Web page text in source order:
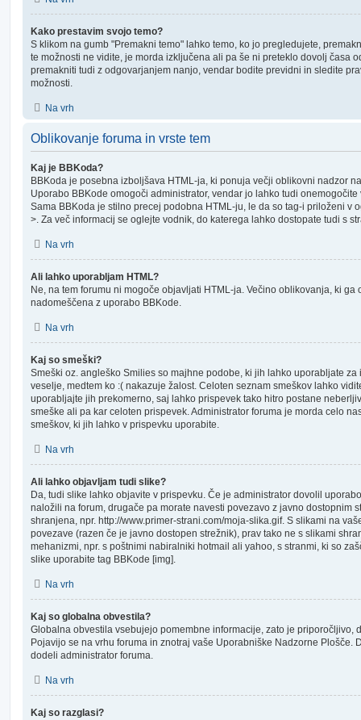
Kako prestavim svojo temo?
S klikom na gumb "Premakni temo" lahko temo, ko jo pregledujete,
te možnosti ne vidite, je morda izključena ali pa še ni preteklo dovolj časa
premakniti tudi z odgovarjanjem nanjo, vendar bodite previdni in sledite
možnosti.
Na vrh
Oblikovanje foruma in vrste tem
Kaj je BBKoda?
BBKoda je posebna izboljšava HTML-ja, ki ponuja večji oblikovni nadzor
Uporabo BBKode omogoči administrator, vendar jo lahko tudi
Sama BBKoda je stilno precej podobna HTML-ju, le da so tag-i priloženi v
>. Za več informacij se oglejte vodnik, do katerega lahko dostopate tudi s
Na vrh
Ali lahko uporabljam HTML?
Ne, na tem forumu ni mogoče objavljati HTML-ja. Večino oblikovanja, ki
nadomeščena z uporabo BBKode.
Na vrh
Kaj so smeški?
Smeški oz. angleško Smilies so majhne podobe, ki jih lahko uporabljate za
veselje, medtem ko :( nakazuje žalost. Celoten seznam smeškov lahko
uporabljajte jih prekomerno, saj lahko prispevek tako hitro postane
smeške ali pa kar celoten prispevek. Administrator foruma je morda celo
smeškov, ki jih lahko v prispevku uporabite.
Na vrh
Ali lahko objavljam tudi slike?
Da, tudi slike lahko objavite v prispevku. Če je administrator dovolil
naložili na forum, drugače pa morate navesti povezavo z javno dostopnim
shranjena, npr. http://www.primer-strani.com/moja-slika.gif. S slikami na
povezave (razen če je javno dostopen strežnik), prav tako ne s slikami
mehanizmi, npr. s poštnimi nabiralniki hotmail ali yahoo, s stranmi, ki so
slike uporabite tag BBKode [img].
Na vrh
Kaj so globalna obvestila?
Globalna obvestila vsebujejo pomembne informacije, zato je priporočljivo,
Pojavijo se na vrhu foruma in znotraj vaše Uporabniške Nadzorne Plošče.
dodeli administrator foruma.
Na vrh
Kaj so razglasi?